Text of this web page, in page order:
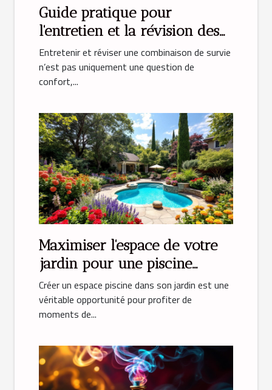
Guide pratique pour
l'entretien et la révision des
combinaisons de survie
Entretenir et réviser une combinaison de survie
n’est pas uniquement une question de
confort,...
Maximiser l'espace de votre
jardin pour une piscine
parfaite
Créer un espace piscine dans son jardin est une
véritable opportunité pour profiter de
moments de...